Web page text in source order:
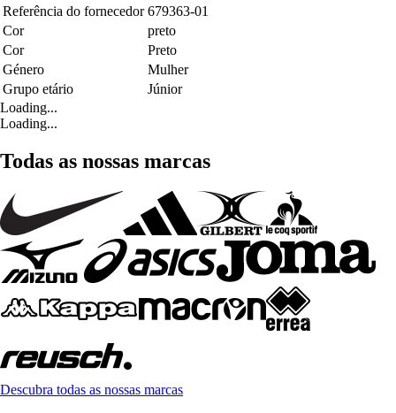
Referência do fornecedor 679363-01
Cor
preto
Cor
Preto
Género
Mulher
Grupo etário
Júnior
Loading...
Loading...
Todas as nossas marcas
Descubra todas as nossas marcas